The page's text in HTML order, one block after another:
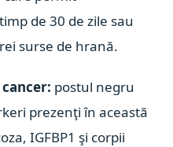
de 30 de zile sau
surse de hrană.
postul negru
prezenţi în această
IGFBP1 şi corpii